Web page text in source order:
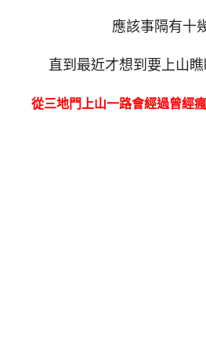
應該事隔有十
直到最近才想到要上山
從三地門上山一路會經過曾經